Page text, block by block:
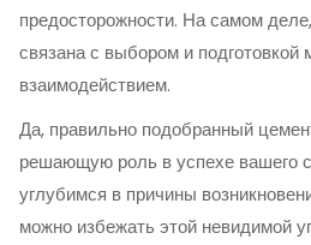
предосторожности. На самом
связана с выбором и подготовкой
взаимодействием.
Да, правильно подобранный
решающую роль в успехе вашего
углубимся в причины
можно избежать этой невидимой